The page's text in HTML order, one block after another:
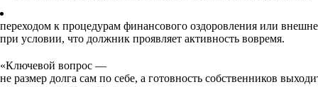
переходом к процедурам финансового оздоровления или
при условии, что должник проявляет активность вовремя.
«Ключевой вопрос —
не размер долга сам по себе, а готовность собственников